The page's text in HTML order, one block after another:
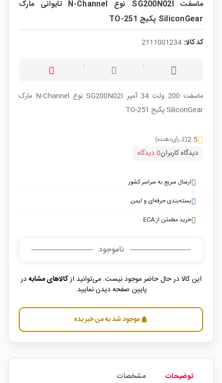
ماسفت SG200N02I نوع N-Channel تایوانی مارک
SiliconGear پکیج TO-251
کد کالا: 2111001234
ماسفت 200 ولت 34 آمپر SG200N02I نوع N-Channel مارک
SiliconGear پکیج TO-251
2.5(2 رأی‌دهنده)
دیدگاه کاربران0 دیدگاه
ارسال سریع به سراسر کشور
بسته‌بندی حرفه‌ای و ایمن
خرید مطمئن از ECA
ناموجود
این کالا در حال حاضر موجود نیست. می‌توانید ازکالاهای مشابهدر
پایین صفحه دیدن نمایید.
notificationsموجود شد به من خبر بده
توضیحات مشخصات